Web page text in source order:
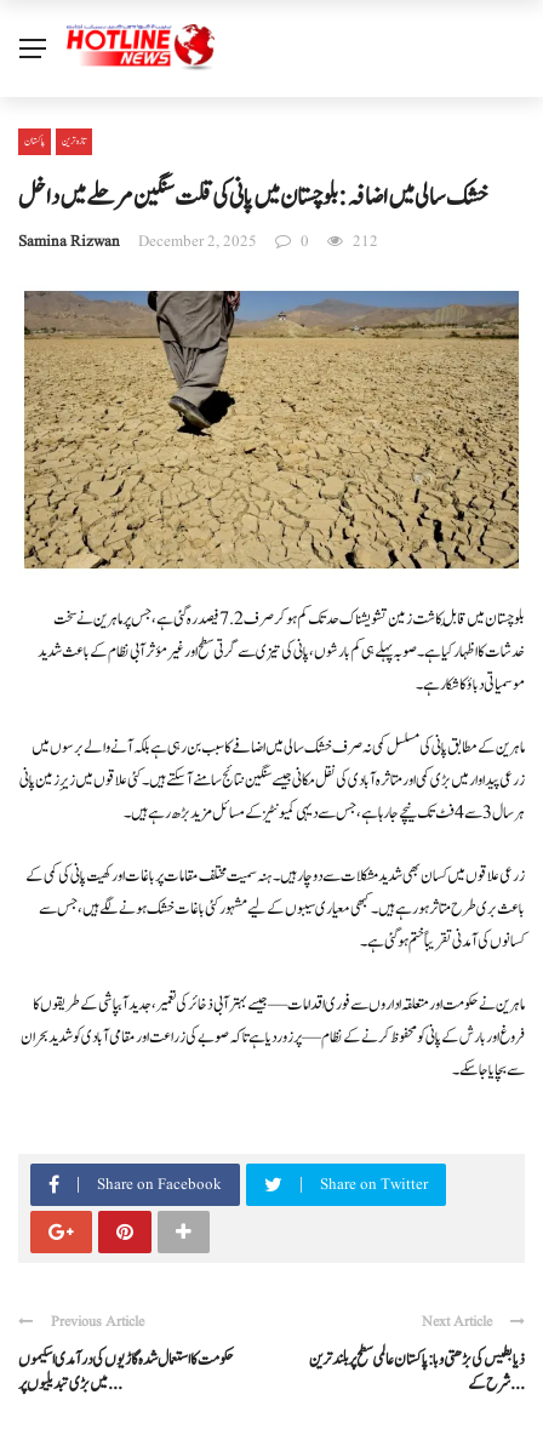
پاکستان تازہ ترین
خشک سالی میں اضافہ: بلوچستان میں پانی کی قلت سنگین مرحلے میں داخل
Samina Rizwan December 2, 2025 0 212
بلوچستان میں قابلِ کاشت زمین تشویشناک حد تک کم ہوکر صرف 7.2 فیصد رہ گئی ہے، جس پر ماہرین نے سخت
خدشات کا اظہار کیا ہے۔ صوبہ پہلے ہی کم بارشوں، پانی کی تیزی سے گرتی سطح اور غیر مؤثر آبی نظام کے باعث شدید
موسمیاتی دباؤ کا شکار ہے۔
ماہرین کے مطابق پانی کی مسلسل کمی نہ صرف خشک سالی میں اضافے کا سبب بن رہی ہے بلکہ آنے والے برسوں میں
زرعی پیداوار میں بڑی کمی اور متاثرہ آبادی کی نقل مکانی جیسے سنگین نتائج سامنے آسکتے ہیں۔ کئی علاقوں میں زیرِ زمین پانی
ہر سال 3 سے 4 فٹ تک نیچے جا رہا ہے، جس سے دیہی کمیونٹیز کے مسائل مزید بڑھ رہے ہیں۔
زرعی علاقوں میں کسان بھی شدید مشکلات سے دوچار ہیں۔ ہنہ سمیت مختلف مقامات پر باغات اور کھیت پانی کی کمی کے
باعث بری طرح متاثر ہو رہے ہیں۔ کبھی معیاری سیبوں کے لیے مشہور کئی باغات خشک ہونے لگے ہیں، جس سے
کسانوں کی آمدنی تقریباً ختم ہو گئی ہے۔
ماہرین نے حکومت اور متعلقہ اداروں سے فوری اقدامات—جیسے بہتر آبی ذخائر کی تعمیر، جدید آبپاشی کے طریقوں کا
فروغ اور بارش کے پانی کو محفوظ کرنے کے نظام—پر زور دیا ہے تاکہ صوبے کی زراعت اور مقامی آبادی کو شدید بحران
سے بچایا جاسکے۔
Share on Facebook Share on Twitter
Previous Article
حکومت کا استعمال شدہ گاڑیوں کی درآمدی اسکیموں
میں بڑی تبدیلیوں پر ...
Next Article
ذیابطیس کی بڑھتی وبا: پاکستان عالمی سطح پر بلند ترین
شرح کے ...